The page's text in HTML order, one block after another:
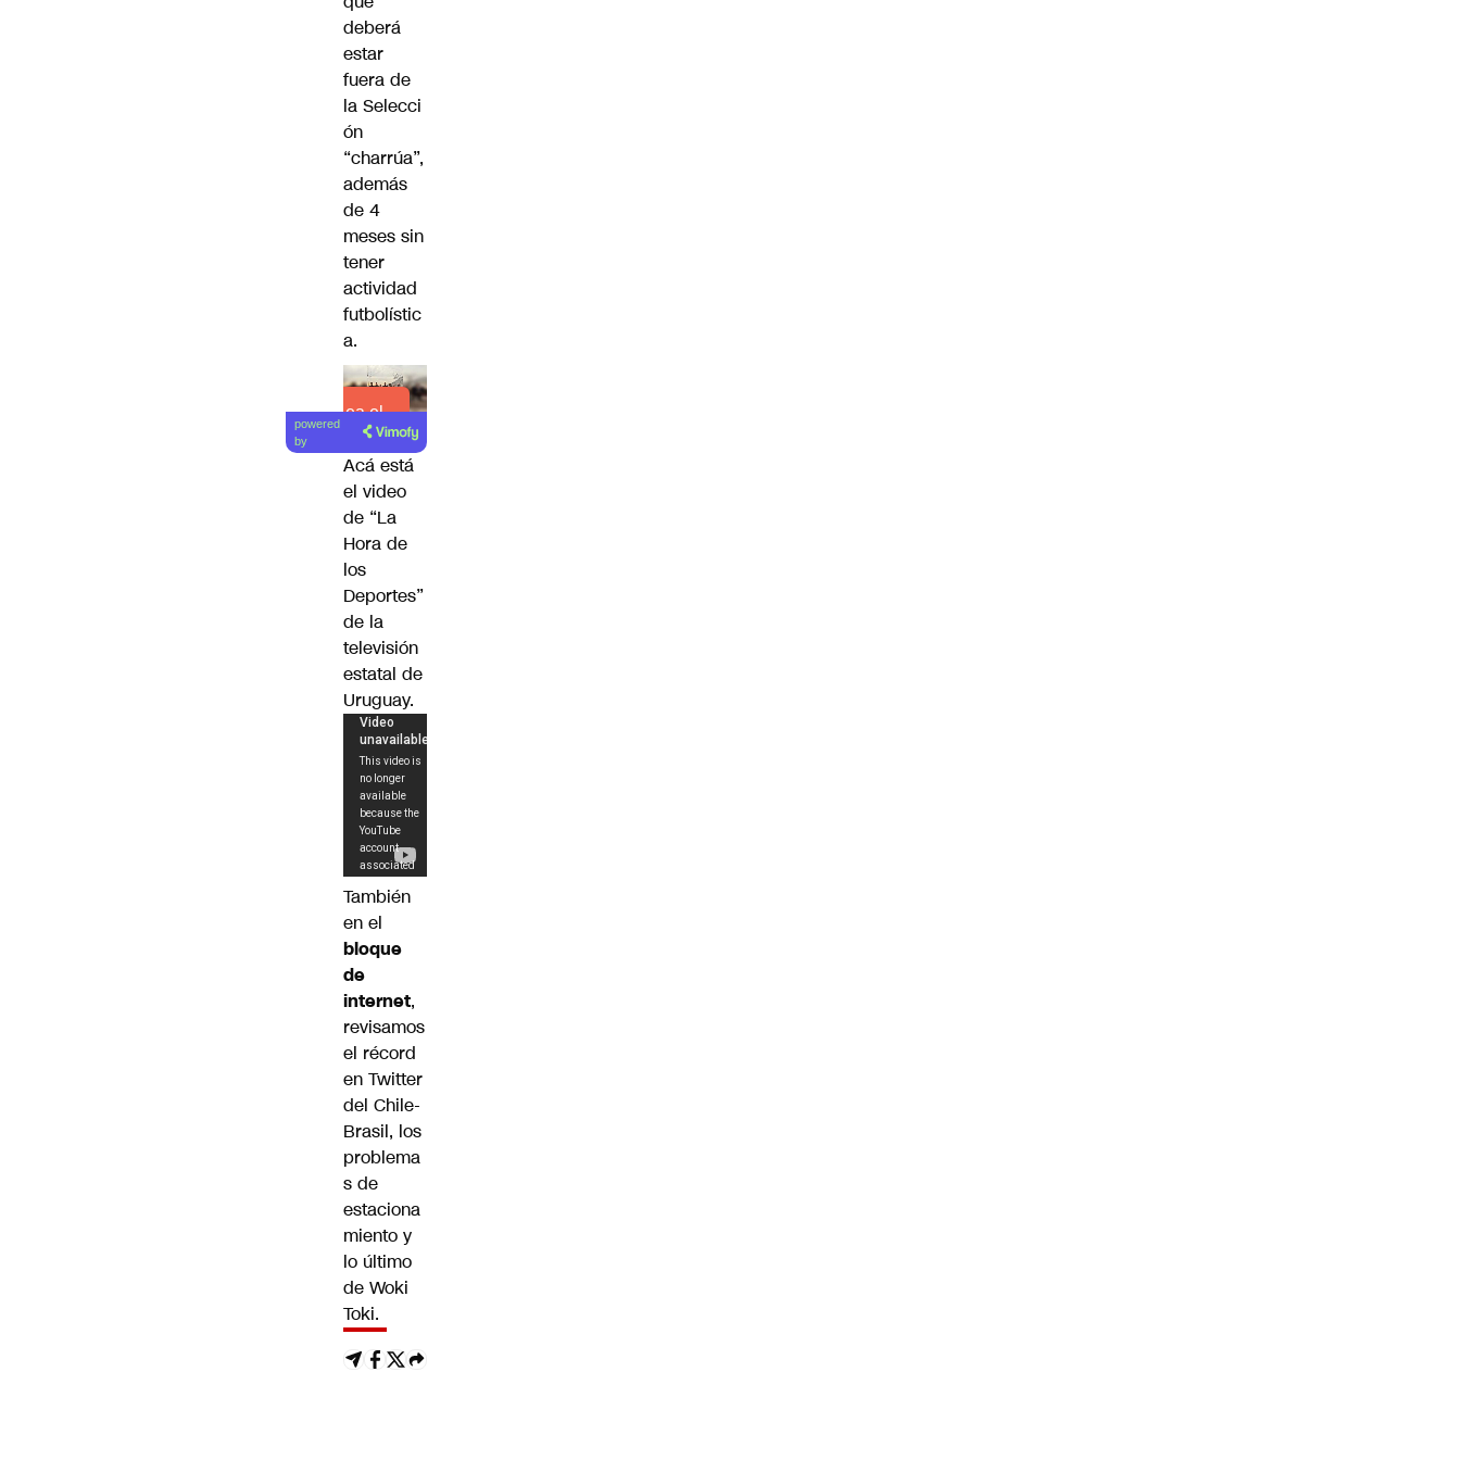
deberá
estar
fuera de
la Selecci
ón
“charrúa”,
además
de 4
meses sin
tener
actividad
futbolístic
a.
Lea el
artículo
powered
by
Acá está
el video
de “La
Hora de
los
Deportes”
de la
televisión
estatal de
Uruguay.
También
en el
bloque
de
internet,
revisamos
el récord
en Twitter
del Chile-
Brasil, los
problema
s de
estaciona
miento y
lo último
de Woki
Toki.